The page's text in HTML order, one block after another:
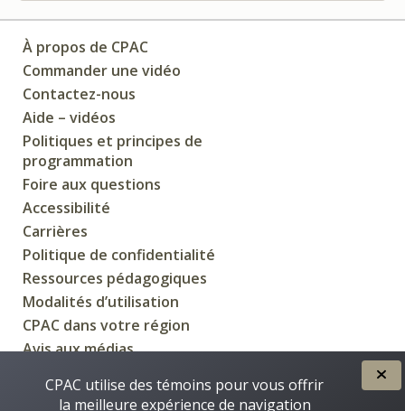
À propos de CPAC
Commander une vidéo
Contactez-nous
Aide – vidéos
Politiques et principes de
programmation
Foire aux questions
Accessibilité
Carrières
Politique de confidentialité
Ressources pédagogiques
Modalités d’utilisation
CPAC dans votre région
Avis aux médias
CPAC utilise des témoins pour vous offrir
la meilleure expérience de navigation